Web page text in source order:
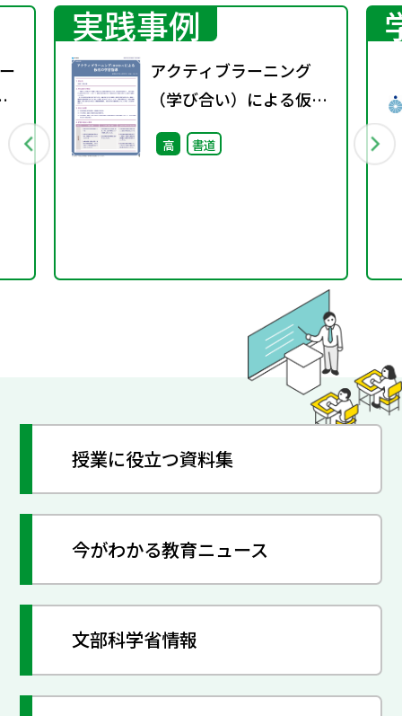
実践事例
アクティブラーニング
（学び合い）による仮名
の学習指導
高 書道
授業に役立つ資料集
今がわかる教育ニュース
文部科学省情報